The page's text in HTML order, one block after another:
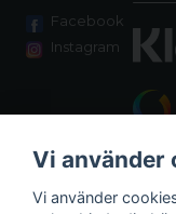
Facebook
Instagram
Vi använder
Vi använder